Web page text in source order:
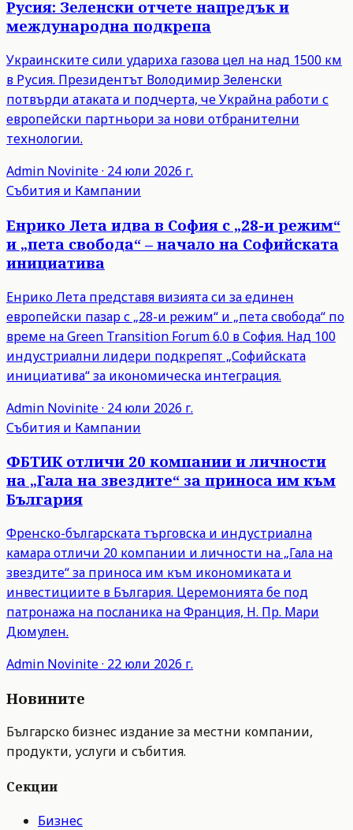
Русия: Зеленски отчете напредък и
международна подкрепа
Украинските сили удариха газова цел на над 1500 км
в Русия. Президентът Володимир Зеленски
потвърди атаката и подчерта, че Украйна работи с
европейски партньори за нови отбранителни
технологии.
Admin Novinite· 24 юли 2026 г.
Събития и Кампании
Енрико Лета идва в София с „28-и режим“
и „пета свобода“ – начало на Софийската
инициатива
Енрико Лета представя визията си за единен
европейски пазар с „28-и режим“ и „пета свобода“ по
време на Green Transition Forum 6.0 в София. Над 100
индустриални лидери подкрепят „Софийската
инициатива“ за икономическа интеграция.
Admin Novinite· 24 юли 2026 г.
Събития и Кампании
ФБТИК отличи 20 компании и личности
на „Гала на звездите“ за приноса им към
България
Френско-българската търговска и индустриална
камара отличи 20 компании и личности на „Гала на
звездите“ за приноса им към икономиката и
инвестициите в България. Церемонията бе под
патронажа на посланика на Франция, Н. Пр. Мари
Дюмулен.
Admin Novinite· 22 юли 2026 г.
Новините
Българско бизнес издание за местни компании,
продукти, услуги и събития.
Секции
Бизнес